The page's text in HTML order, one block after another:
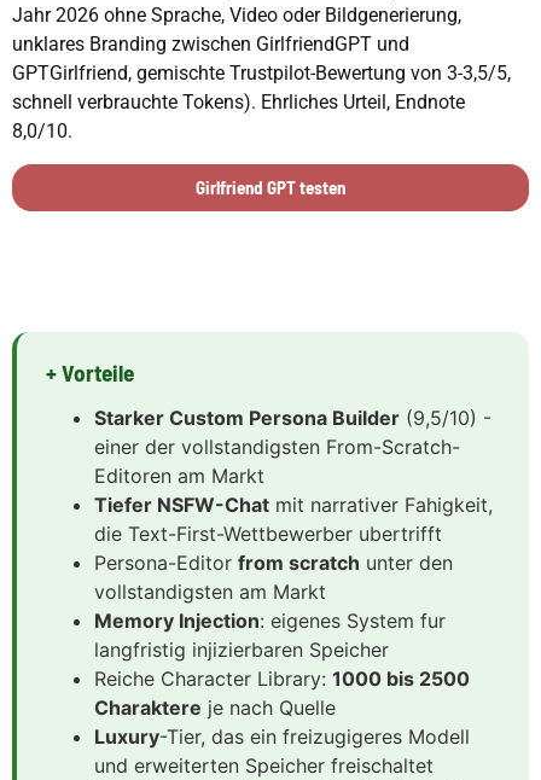
Jahr 2026 ohne Sprache, Video oder Bildgenerierung,
unklares Branding zwischen GirlfriendGPT und
GPTGirlfriend, gemischte Trustpilot-Bewertung von 3-3,5/5,
schnell verbrauchte Tokens). Ehrliches Urteil, Endnote
8,0/10.
Girlfriend GPT testen
+ Vorteile
Starker Custom Persona Builder (9,5/10) -
einer der vollstandigsten From-Scratch-
Editoren am Markt
Tiefer NSFW-Chat mit narrativer Fahigkeit,
die Text-First-Wettbewerber ubertrifft
Persona-Editor from scratch unter den
vollstandigsten am Markt
Memory Injection: eigenes System fur
langfristig injizierbaren Speicher
Reiche Character Library: 1000 bis 2500
Charaktere je nach Quelle
Luxury-Tier, das ein freizugigeres Modell
und erweiterten Speicher freischaltet